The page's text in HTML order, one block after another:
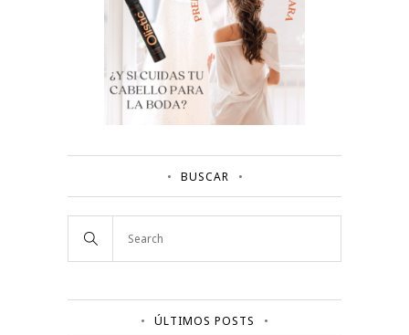
BUSCAR
ÚLTIMOS POSTS